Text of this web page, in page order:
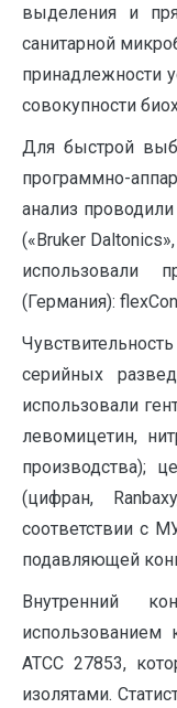
выделения и
санитарной
принадлежности
совокупности
Для быстрой
программно-
анализ
(«Bruker
использовали
(Германия):
серийных
использовали
левомицетин,
производства);
(цифран,
соответствии с
подавляющей
Внутренний
АТСС 27853,
изолятами.